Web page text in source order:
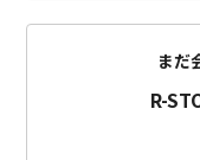
まだ
R-